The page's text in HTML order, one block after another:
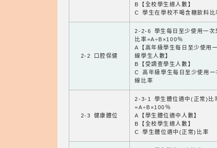
B【全校學生總人數】
C 學生在學校不喝含糖飲料比
2-2 口腔保健
2-2-6 學生每日至少使用一次
比率=A÷B×100％
A【高年級學生每日至少使用
線學生人數】
B【受調查學生人數】
C 高年級學生每日至少使用一
線比率
2-3 健康體位
2-3-1 學生體位適中(正常)比
=A÷B×100％
A【學生體位適中人數】
B【全校學生總人數】
C 學生體位適中(正常)比率